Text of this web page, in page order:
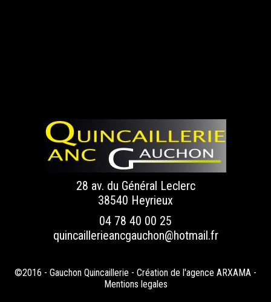
28 av. du Général Leclerc
38540 Heyrieux
04 78 40 00 25
quincaillerieancgauchon@hotmail.fr
©2016 - Gauchon Quincaillerie - Création de l'agence ARXAMA -
Mentions legales